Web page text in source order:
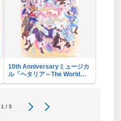
10th Anniversaryミュージカ
ル「ヘタリア～The World
1 / 3